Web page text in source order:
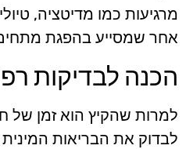
מרגיעות כמו מדיטציה,
אחר שמסייע בהפגת
הכנה לבדיקות
למרות שהקיץ הוא זמן של
לבדוק את הבריאות